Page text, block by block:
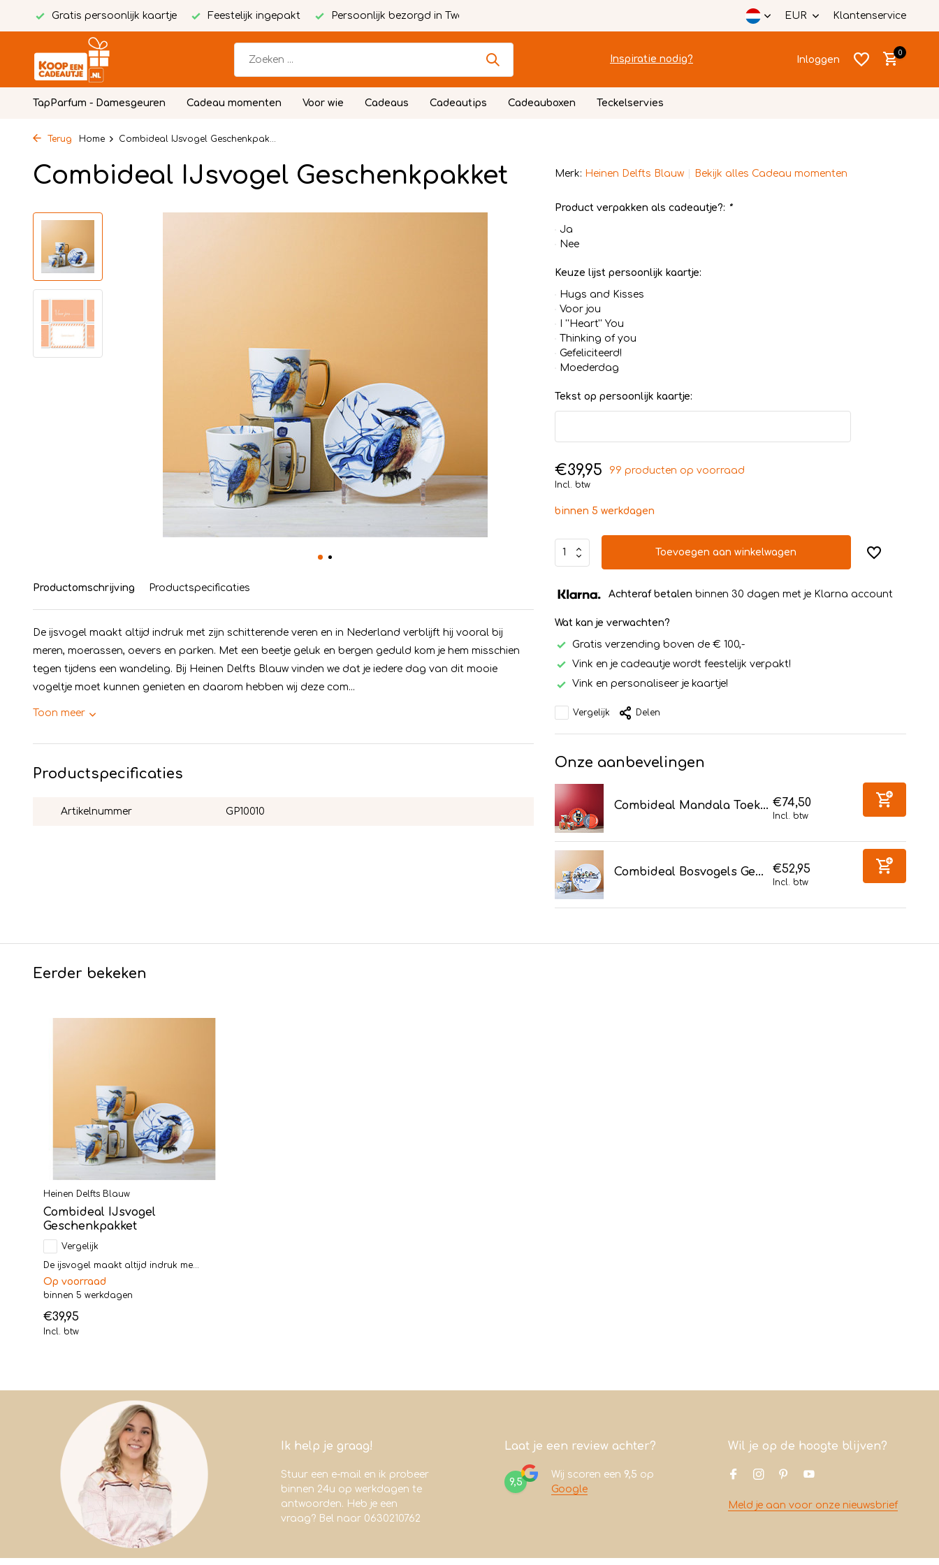
Gratis persoonlijk kaartje Feestelijk ingepakt Persoonlijk bezorgd in Twente EUR Klantenservice
Inspiratie nodig? Inloggen
Account
0
TapParfum - Damesgeuren Cadeau momenten Voor wie Cadeaus Cadeautips Cadeauboxen Teckelservies
Terug Home Combideal IJsvogel Geschenkpak...
Combideal IJsvogel Geschenkpakket
Productomschrijving Productspecificaties
De ijsvogel maakt altijd indruk met zijn schitterende veren en in Nederland verblijft hij vooral bij
meren, moerassen, oevers en parken. Met een beetje geluk en bergen geduld kom je hem misschien
tegen tijdens een wandeling. Bij Heinen Delfts Blauw vinden we dat je iedere dag van dit mooie
vogeltje moet kunnen genieten en daarom hebben wij deze com...
Toon meer
Productspecificaties
Artikelnummer GP10010
Merk: Heinen Delfts Blauw Bekijk alles Cadeau momenten
Product verpakken als cadeautje?: *
Ja
Nee
Keuze lijst persoonlijk kaartje:
Hugs and Kisses
Voor jou
I ''Heart'' You
Thinking of you
Gefeliciteerd!
Moederdag
Tekst op persoonlijk kaartje:
€39,95 99 producten op voorraad
Incl. btw
binnen 5 werkdagen
Toevoegen aan winkelwagen
Achteraf betalen binnen 30 dagen met je Klarna account
Wat kan je verwachten?
Gratis verzending boven de € 100,-
Vink en je cadeautje wordt feestelijk verpakt!
Vink en personaliseer je kaartje!
Vergelijk Delen
Onze aanbevelingen
Combideal Mandala Toek... €74,50
Incl. btw
Combideal Bosvogels Ge... €52,95
Incl. btw
Eerder bekeken
Heinen Delfts Blauw
Combideal IJsvogel
Geschenkpakket
Vergelijk
De ijsvogel maakt altijd indruk me...
Op voorraad
binnen 5 werkdagen
€39,95
Incl. btw
Ik help je graag!
Stuur een e-mail en ik probeer
binnen 24u op werkdagen te
antwoorden. Heb je een
vraag? Bel naar 0630210762
Laat je een review achter?
9,5
Wij scoren een 9,5 op
Google
Wil je op de hoogte blijven?
Meld je aan voor onze nieuwsbrief